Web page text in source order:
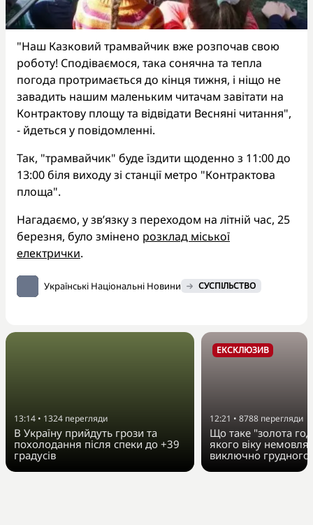
"Наш Казковий трамвайчик вже розпочав свою
роботу! Сподіваємося, така сонячна та тепла
погода протримається до кінця тижня, і ніщо не
завадить нашим маленьким читачам завітати на
Контрактову площу та відвідати Весняні читання",
- йдеться у повідомленні.
Так, "трамвайчик" буде їздити щоденно з 11:00 до
13:00 біля виходу зі станції метро "Контрактова
площа".
Нагадаємо, у зв’язку з переходом на літній час, 25
березня, було змінено розклад міської
електрички.
Українські Національні Новини СУСПІЛЬСТВО
13:14 • 1324 перегляди
В Україну прийдуть грози та
похолодання після спеки до +39
градусів
ЕКСКЛЮЗИВ
12:21 • 8788 перегляди
Що таке "золота
якого віку немовля
виключно